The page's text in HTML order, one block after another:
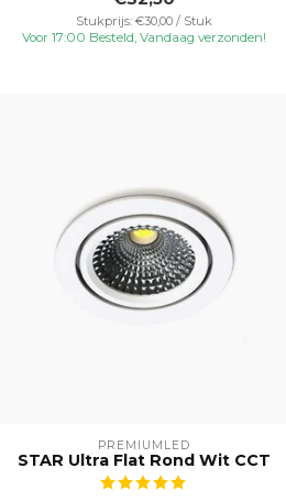
Stukprijs: €30,00 / Stuk
Voor 17:00 Besteld, Vandaag verzonden!
PREMIUMLED
STAR Ultra Flat Rond Wit CCT